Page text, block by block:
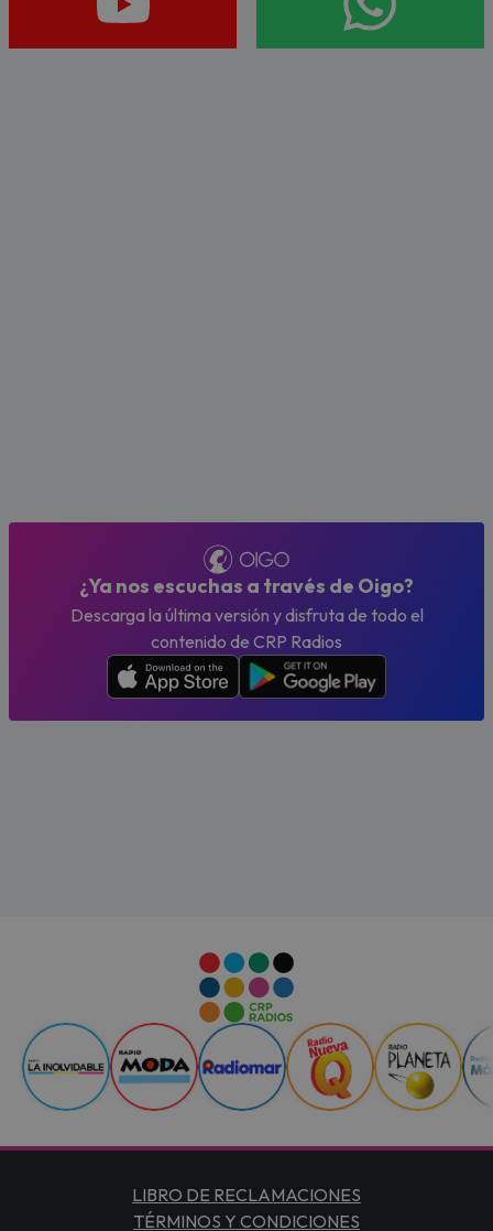
¿Ya nos escuchas a través de Oigo?
Descarga la última versión y disfruta de todo el
contenido de CRP Radios
LIBRO DE RECLAMACIONES
TÉRMINOS Y CONDICIONES